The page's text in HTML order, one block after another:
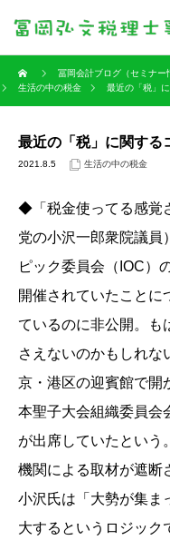
冨岡会計ブログ（セミナー
生活の中の税金
最近の「税」
最近の「税」に関する
2021.8.5 生活の中の税金
◆「税金使ってる感覚
党の小沢一郎衆院議
ピック委員会（IOC）
開催されていたことに
ているのに非公開。も
さえないのかもしれな
京・港区の迎賓館で開
本聖子大会組織委員会
が出席していたという
機関による取材が遮断
小沢氏は「大勢が集ま
大するというロジック